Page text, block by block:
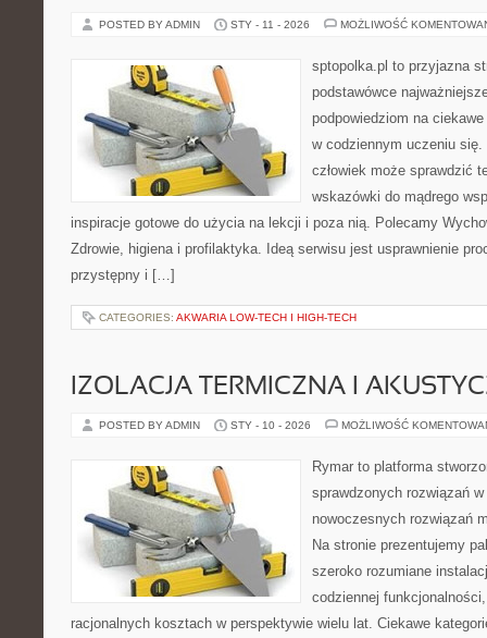
POSTED BY ADMIN STY - 11 - 2026 MOŻLIWOŚĆ
sptopolka.pl to przyjazna
podstawówce
podpowiedziom na
w codziennym uczeniu
człowiek może sprawdzić
wskazówki do mądrego
inspiracje gotowe do użycia na lekcji i poza nią. Polecamy
Zdrowie, higiena i profilaktyka. Ideą serwisu jest usprawnienie
przystępny i […]
CATEGORIES: AKWARIA LOW-TECH I HIGH-TECH
IZOLACJA TERMICZNA I
POSTED BY ADMIN STY - 10 - 2026 MOŻLIWOŚĆ
Rymar to platforma
sprawdzonych rozwiązań
nowoczesnych rozwiązań
Na stronie prezentujemy
szeroko rozumiane
codziennej
racjonalnych kosztach w perspektywie wielu lat. Ciekawe